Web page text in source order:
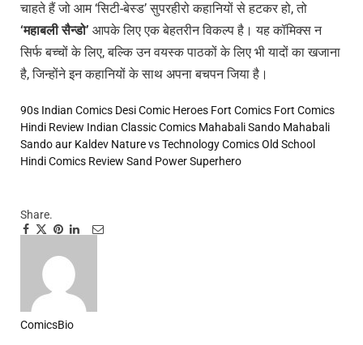
चाहते हैं जो आम ‘सिटी-बेस्ड’ सुपरहीरो कहानियों से हटकर हो, तो
‘महाबलीसैन्डो’ आपके लिए एक बेहतरीन विकल्प है। यह कॉमिक्स न
सिर्फ बच्चों के लिए, बल्कि उन वयस्क पाठकों के लिए भी यादों का खजाना
है, जिन्होंने इन कहानियों के साथ अपना बचपन जिया है।
90s Indian Comics Desi Comic Heroes Fort Comics Fort Comics
Hindi Review Indian Classic Comics Mahabali Sando Mahabali
Sando aur Kaldev Nature vs Technology ComicsOld School
Hindi Comics Review Sand Power Superhero
Share.
Facebook
TwitterPinterest
LinkedIn
Tumblr
Email
ComicsBio